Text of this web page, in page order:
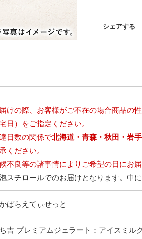
シェアする
けの際、お客様がご不在の場合商品の
宅日）をご指定ください。
日数の関係で北海道・青森・秋田・岩
ください。
不良等の諸事情によりご希望の日にお届
スチロールでのお届けとなります。中
ばらえてぃせっと
ち吉 プレミアムジェラート：アイスミルク